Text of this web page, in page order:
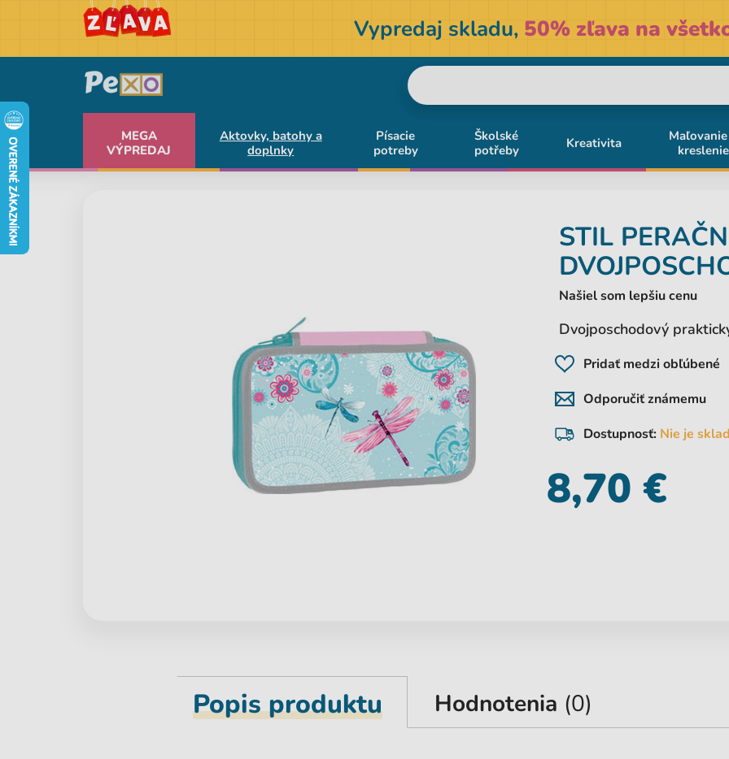
Vypredaj skladu, 50% zľava na
MEGA
VÝPREDAJ
Aktovky, batohy a
doplnky
Písacie
potreby
Školské
potřeby
Kreativita
kreslenie
STIL
Našiel som lepšiu cenu
Dvojposchodový
Pridať medzi obľúbené
Odporučiť známemu
Dostupnosť: Nie je
8,70 €
Popis produktu Hodnotenia (0)